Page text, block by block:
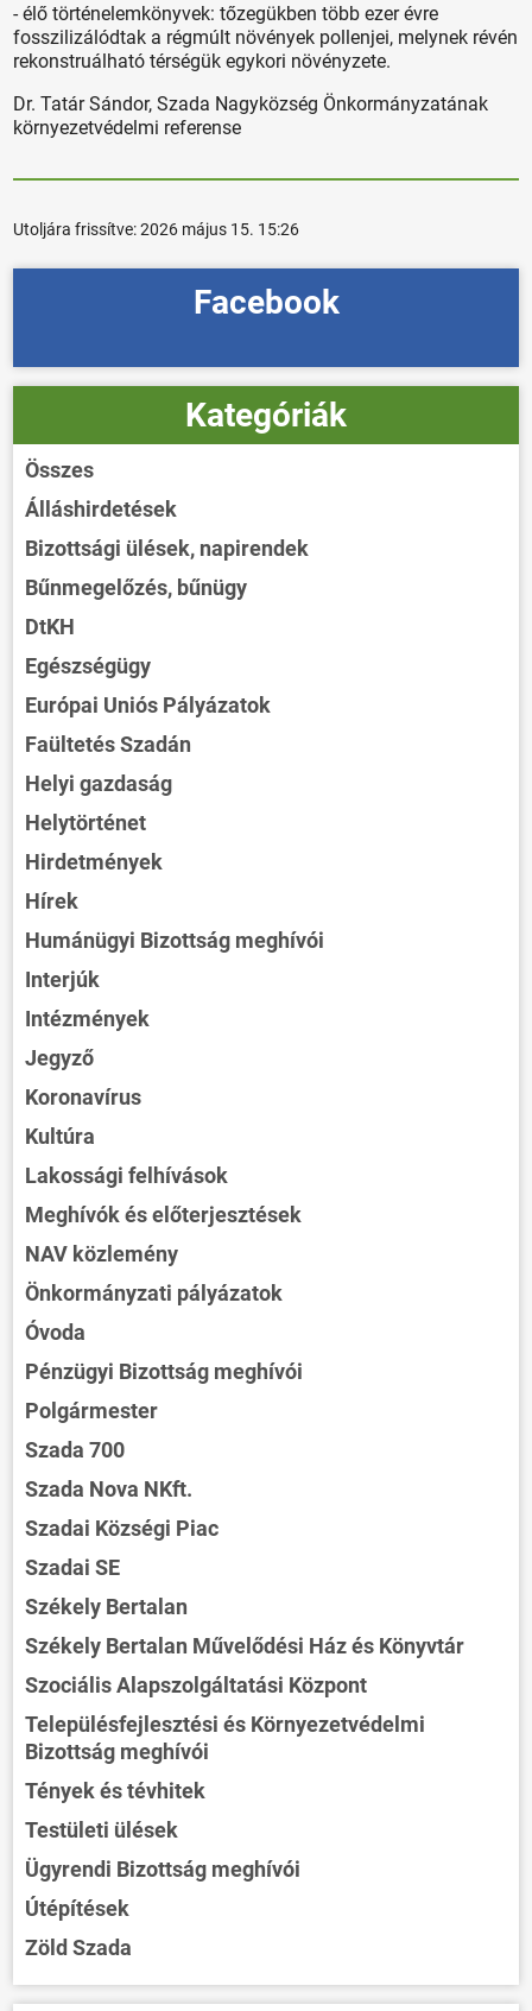
- élő történelemkönyvek: tőzegükben több ezer évre
fosszilizálódtak a régmúlt növények pollenjei, melynek révén
rekonstruálható térségük egykori növényzete.
Dr. Tatár Sándor, Szada Nagyközség Önkormányzatának
környezetvédelmi referense
Utoljára frissítve:2026 május 15. 15:26
Facebook
Kategóriák
Összes
Álláshirdetések
Bizottsági ülések, napirendek
Bűnmegelőzés, bűnügy
DtKH
Egészségügy
Európai Uniós Pályázatok
Faültetés Szadán
Helyi gazdaság
Helytörténet
Hirdetmények
Hírek
Humánügyi Bizottság meghívói
Interjúk
Intézmények
Jegyző
Koronavírus
Kultúra
Lakossági felhívások
Meghívók és előterjesztések
NAV közlemény
Önkormányzati pályázatok
Óvoda
Pénzügyi Bizottság meghívói
Polgármester
Szada 700
Szada Nova NKft.
Szadai Községi Piac
Szadai SE
Székely Bertalan
Székely Bertalan Művelődési Ház és Könyvtár
Szociális Alapszolgáltatási Központ
Településfejlesztési és Környezetvédelmi
Bizottság meghívói
Tények és tévhitek
Testületi ülések
Ügyrendi Bizottság meghívói
Útépítések
Zöld Szada